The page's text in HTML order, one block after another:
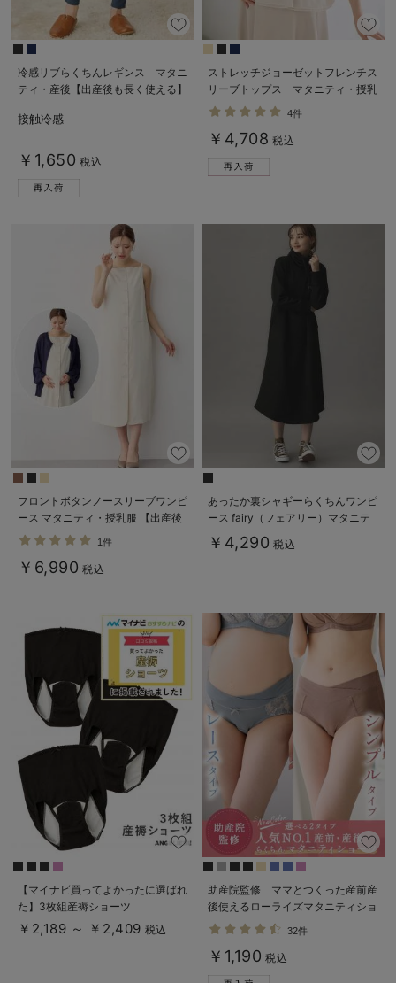
冷感リブらくちんレギンス マタニ
ティ・産後【出産後も長く使える】
接触冷感
￥1,650 税込
ストレッチジョーゼットフレンチス
リーブトップス マタニティ・授乳
服【出産後も長く使える】
4件
￥4,708 税込
フロントボタンノースリーブワンピ
ース マタニティ・授乳服 【出産後
も長く使える】
1件
￥6,990 税込
あったか裏シャギーらくちんワンピ
ース fairy（フェアリー）マタニテ
ィ・産後 【出産後も長く使える】
￥4,290 税込
【マイナビ買ってよかったに選ばれ
た】3枚組産褥ショーツ
￥2,189 ～ ￥2,409 税込
助産院監修 ママとつくった産前産
後使えるローライズマタニティショ
ーツ
32件
￥1,190 税込